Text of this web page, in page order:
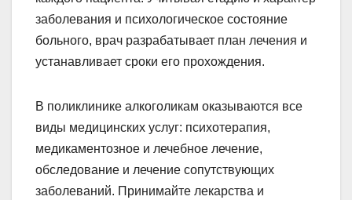
заболевания и психологическое состояние
больного, врач разрабатывает план лечения и
устанавливает сроки его прохождения.
В поликлинике алкоголикам оказываются все
виды медицинских услуг: психотерапия,
медикаментозное и лечебное лечение,
обследование и лечение сопутствующих
заболеваний. Принимайте лекарства и